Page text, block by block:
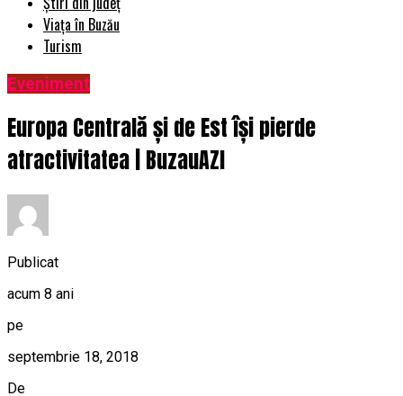
Viața în Buzău
Turism
Eveniment
Europa Centrală și de Est își pierde
atractivitatea | BuzauAZI
Publicat
acum 8 ani
pe
septembrie 18, 2018
De